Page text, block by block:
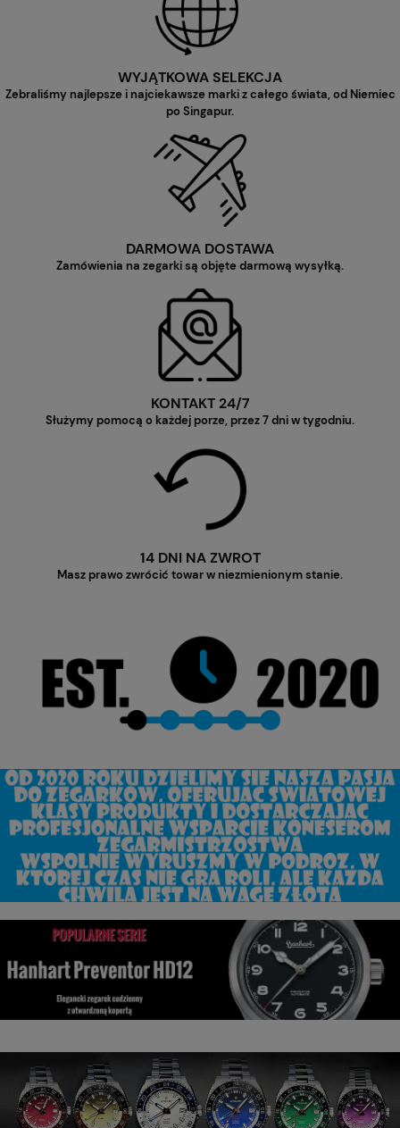
WYJĄTKOWA SELEKCJA
Zebraliśmy najlepsze i najciekawsze marki z całego świata, od Niemiec
po Singapur.
DARMOWA DOSTAWA
Zamówienia na zegarki są objęte darmową wysyłką.
KONTAKT 24/7
Służymy pomocą o każdej porze, przez 7 dni w tygodniu.
14 DNI NA ZWROT
Masz prawo zwrócić towar w niezmienionym stanie.